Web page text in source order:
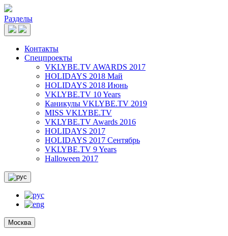
Разделы
Контакты
Спецпроекты
VKLYBE.TV AWARDS 2017
HOLIDAYS 2018 Май
HOLIDAYS 2018 Июнь
VKLYBE.TV 10 Years
Каникулы VKLYBE.TV 2019
MISS VKLYBE.TV
VKLYBE.TV Awards 2016
HOLIDAYS 2017
HOLIDAYS 2017 Сентябрь
VKLYBE.TV 9 Years
Halloween 2017
Москва